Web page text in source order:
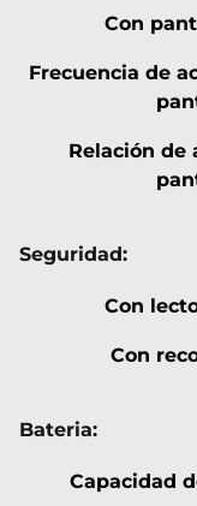
Con
Frecuencia de
Relación de
Seguridad:
Con
Con
Bateria:
Capacidad